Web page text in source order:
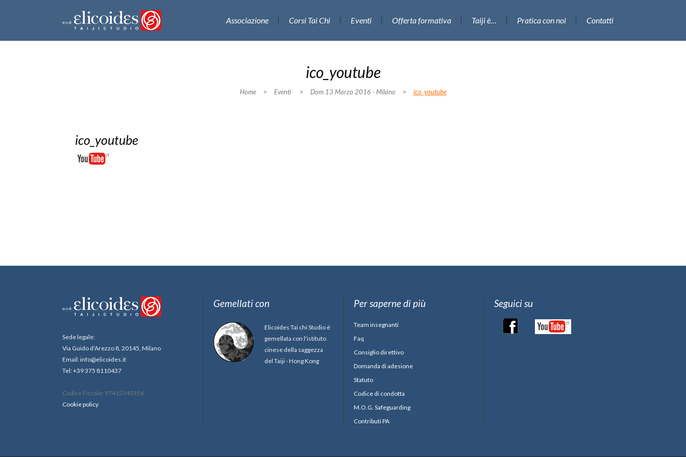
Associazione Corsi Tai Chi Eventi Offerta formativa Taiji è… Pratica con noi Contatti
ico_youtube
Home > Eventi > Dom 13 Marzo 2016 - Milano > ico_youtube
ico_youtube
Sede legale:
Via Guido d’Arezzo 8, 20145, Milano
Email: info@elicoides.it
Tel: +39 375 8110437
Codice Fiscale: 97412340156
Cookie policy
Gemellati con
Elicoides Tai chi Studio è
gemellata con l'istituto
cinese della saggezza
del Taiji - Hong Kong
Per saperne di più
Team insegnanti
Faq
Consiglio direttivo
Domanda di adesione
Statuto
Codice di condotta
M.O.G. Safeguarding
Contributi PA
Seguici su